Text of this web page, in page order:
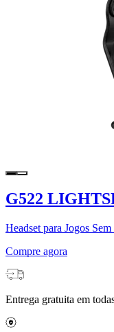
G522
Headset para Jogos
Compre agora
Entrega gratuita em